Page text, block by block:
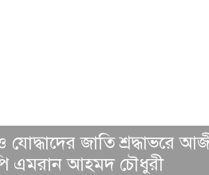
জাতি শ্রদ্ধাভরে
এমরান আহমদ চৌধুরী